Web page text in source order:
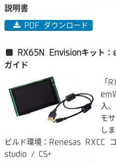
説明書
PDF ダウンロード
RX65N Envisionキット：
ガイド
「
入
モ
しま
ビルド環境：Renesas RXCC
studio / CS+